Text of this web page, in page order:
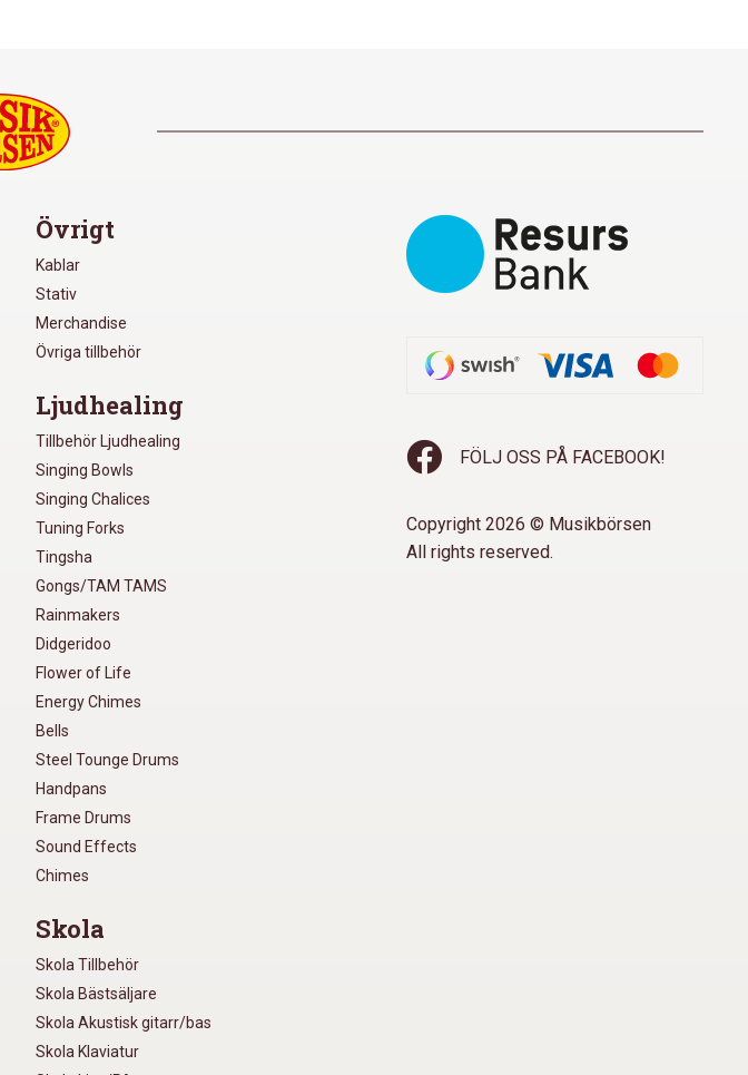
Övrigt
Kablar
Stativ
Merchandise
Övriga tillbehör
Ljudhealing
Tillbehör Ljudhealing
Singing Bowls
Singing Chalices
Tuning Forks
Tingsha
Gongs/TAM TAMS
Rainmakers
Didgeridoo
Flower of Life
Energy Chimes
Bells
Steel Tounge Drums
Handpans
Frame Drums
Sound Effects
Chimes
Skola
Skola Tillbehör
Skola Bästsäljare
Skola Akustisk gitarr/bas
Skola Klaviatur
FÖLJ OSS PÅ FACEBOOK!
Copyright 2026 © Musikbörsen
All rights reserved.